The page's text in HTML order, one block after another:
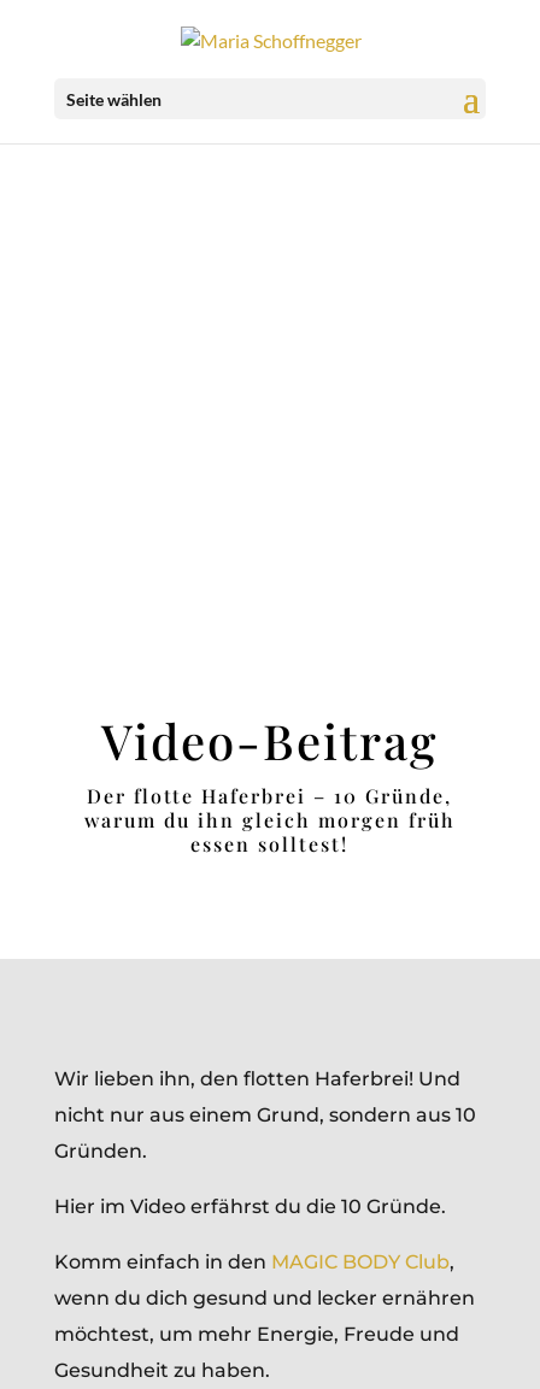
Seite wählen
Video-Beitrag
Der flotte Haferbrei – 10 Gründe,
warum du ihn gleich morgen früh
essen solltest!
Wir lieben ihn, den flotten Haferbrei! Und
nicht nur aus einem Grund, sondern aus 10
Gründen.
Hier im Video erfährst du die 10 Gründe.
Komm einfach in den MAGIC BODY Club,
wenn du dich gesund und lecker ernähren
möchtest, um mehr Energie, Freude und
Gesundheit zu haben.